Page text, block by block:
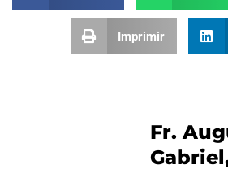
Imprimir
Fr.